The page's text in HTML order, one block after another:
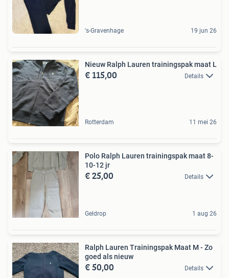
's-Gravenhage 19 jun 26
Nieuw Ralph Lauren trainingspak maat L
€ 115,00 Details
Rotterdam 11 mei 26
Polo Ralph Lauren trainingspak maat 8-
10-12 jr
€ 25,00 Details
Geldrop 1 aug 26
Ralph Lauren Trainingspak Maat M - Zo
goed als nieuw
€ 50,00 Details